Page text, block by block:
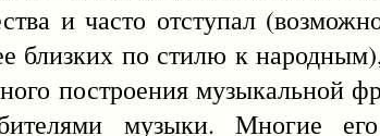
и часто отступал
близких по стилю к
построения музыкальной
музыки. Многие